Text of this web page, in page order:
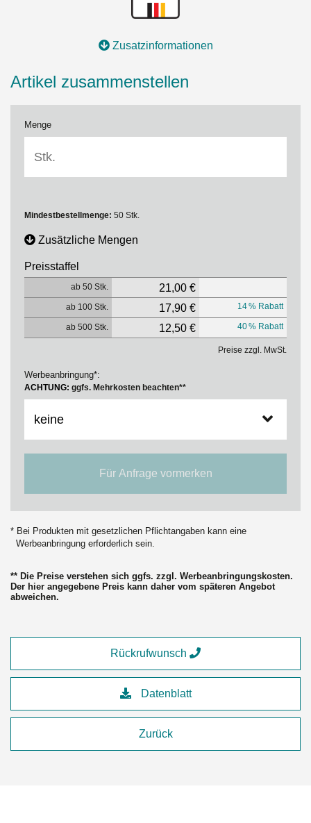
Zusatzinformationen
Artikel zusammenstellen
Menge
Mindestbestellmenge: 50 Stk.
Zusätzliche Mengen
Preisstaffel
ab 50 Stk. 21,00 €
ab 100 Stk. 17,90 € 14 % Rabatt
ab 500 Stk. 12,50 € 40 % Rabatt
Preise zzgl. MwSt.
Werbeanbringung*:
ACHTUNG: ggfs. Mehrkosten beachten**
Für Anfrage vormerken
* Bei Produkten mit gesetzlichen Pflichtangaben kann eine
Werbeanbringung erforderlich sein.
** Die Preise verstehen sich ggfs. zzgl. Werbeanbringungskosten.
Der hier angegebene Preis kann daher vom späteren Angebot
abweichen.
Zurück
Datenblatt
Rückrufwunsch